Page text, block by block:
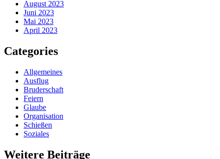
August 2023
Juni 2023
Mai 2023
April 2023
Categories
Allgemeines
Ausflug
Bruderschaft
Feiern
Glaube
Organisation
Schießen
Soziales
Weitere Beiträge